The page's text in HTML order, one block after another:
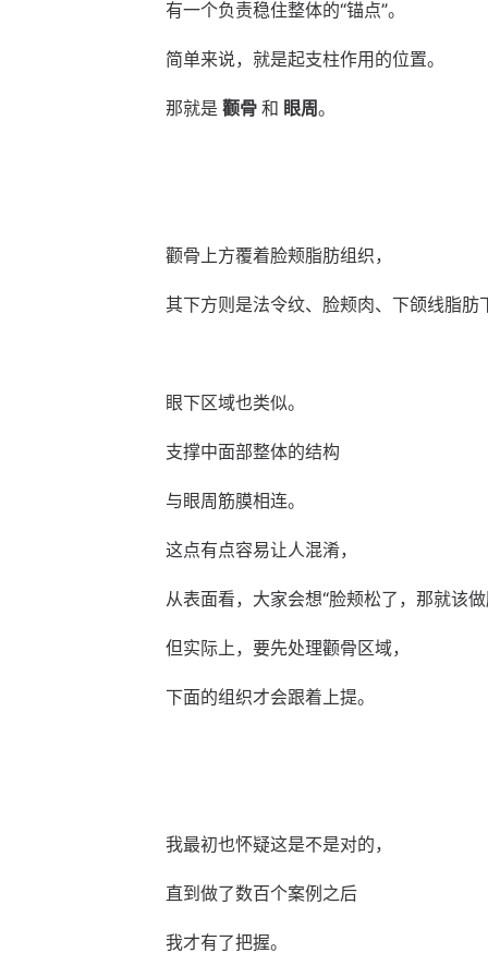
有一个负责稳住整体的“锚点”。
简单来说，就是起支柱作用的位置。
那就是 颧骨 和 眼周。
颧骨上方覆着脸颊脂肪组织，
其下方则是法令纹、脸颊肉、下颌线脂肪
眼下区域也类似。
支撑中面部整体的结构
与眼周筋膜相连。
这点有点容易让人混淆，
从表面看，大家会想“脸颊松了，那就该做
但实际上，要先处理颧骨区域，
下面的组织才会跟着上提。
我最初也怀疑这是不是对的，
直到做了数百个案例之后
我才有了把握。